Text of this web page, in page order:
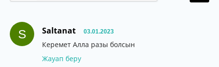
S Saltanat 03.01.2023
Керемет Алла разы болсын
Жауап беру